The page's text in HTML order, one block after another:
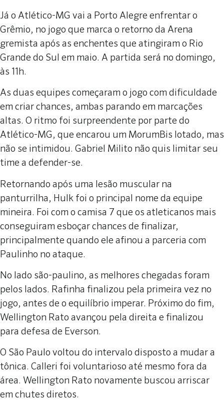
Já o Atlético-MG vai a Porto Alegre enfrentar o
Grêmio, no jogo que marca o retorno da Arena
gremista após as enchentes que atingiram o Rio
Grande do Sul em maio. A partida será no domingo,
às 11h.
As duas equipes começaram o jogo com dificuldade
em criar chances, ambas parando em marcações
altas. O ritmo foi surpreendente por parte do
Atlético-MG, que encarou um MorumBis lotado, mas
não se intimidou. Gabriel Milito não quis limitar seu
time a defender-se.
Retornando após uma lesão muscular na
panturrilha, Hulk foi o principal nome da equipe
mineira. Foi com o camisa 7 que os atleticanos mais
conseguiram esboçar chances de finalizar,
principalmente quando ele afinou a parceria com
Paulinho no ataque.
No lado são-paulino, as melhores chegadas foram
pelos lados. Rafinha finalizou pela primeira vez no
jogo, antes de o equilíbrio imperar. Próximo do fim,
Wellington Rato avançou pela direita e finalizou
para defesa de Everson.
O São Paulo voltou do intervalo disposto a mudar a
tônica. Calleri foi voluntarioso até mesmo fora da
área. Wellington Rato novamente buscou arriscar
em chutes diretos.